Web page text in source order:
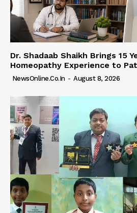
Dr. Shadaab Shaikh Brings 15
Homeopathy Experience to
NewsOnline.co.in - August 8, 2026